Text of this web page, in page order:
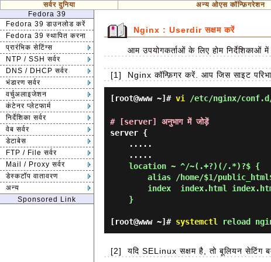
सर्वर दुनिया अन्य ओएस कॉन्फ़िगरेशन
Fedora 39
Fedora 39 डाउनलोड करें
Fedora 39 स्थापित करना
प्रारंभिक सेटिंग्स
NTP / SSH सर्वर
DNS / DHCP सर्वर
भंडारण सर्वर
वर्चुअलाइजेशन
कंटेनर प्लेटफार्म
निर्देशिका सर्वर
वेब सर्वर
डेटाबेस
FTP / File सर्वर
Mail / Proxy सर्वर
डेस्कटॉप वातावरण
अन्य
Sponsored Link
Nginx : Userdir सक्षम करें
आम उपयोगकर्ताओं के लिए होम
[1] Nginx कॉन्फ़िगर करें. आप जिस साइट
[root@www ~]# vi /etc/nginx/
# [server] अनुभाग में जोड़ें
server {
location ~ ^/~(.+?)(/.*)?$ {
    }
[root@www ~]# systemctl reload
[2] यदि SELinux सक्षम है, तो बूलियन सेटिंग